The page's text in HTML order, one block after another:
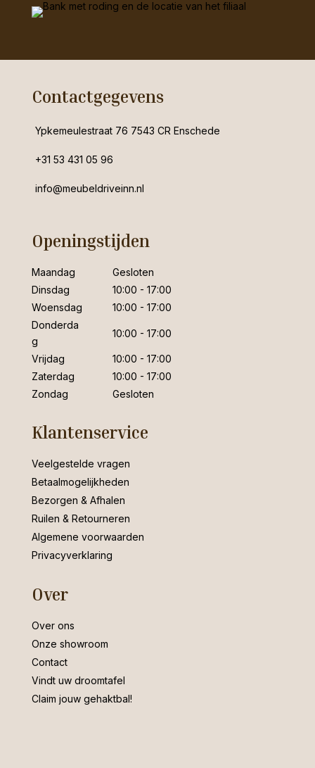
Contactgegevens
Ypkemeulestraat 76 7543 CR Enschede
+31 53 431 05 96
info@meubeldriveinn.nl
Openingstijden
Maandag
Gesloten
Dinsdag
10:00 - 17:00
Woensdag
10:00 - 17:00
Donderda
g
10:00 - 17:00
Vrijdag
10:00 - 17:00
Zaterdag
10:00 - 17:00
Zondag
Gesloten
Klantenservice
Veelgestelde vragen
Betaalmogelijkheden
Bezorgen & Afhalen
Ruilen & Retourneren
Algemene voorwaarden
Privacyverklaring
Over
Over ons
Onze showroom
Contact
Vindt uw droomtafel
Claim jouw gehaktbal!